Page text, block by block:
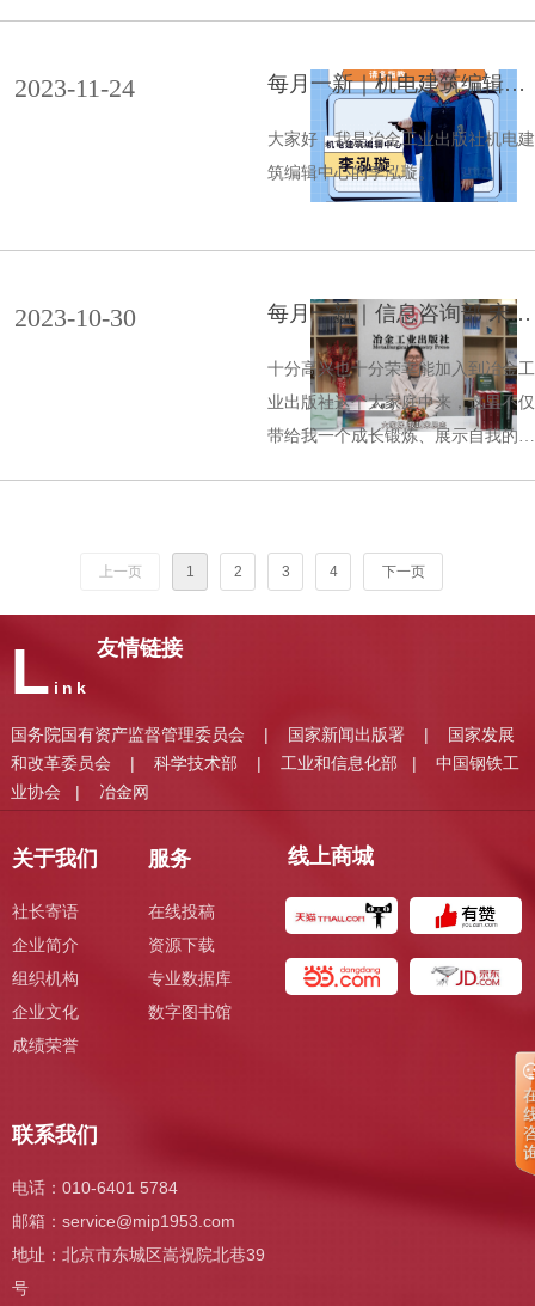
每月一新｜机电建筑编辑中
心 李泓璇
大家好，我是冶金工业出版社机电建
筑编辑中心的李泓璇。
2023-11-24
每月一新｜信息咨询部 宋晨
十分高兴也十分荣幸能加入到冶金工
业出版社这个大家庭中来，这里不仅
带给我一个成长锻炼、展示自我的良
2023-10-30
上一页 1 2 3 4 下一页
关于我们
社长寄语
企业简介
组织机构
企业文化
成绩荣誉
服务
在线投稿
资源下载
专业数据库
数字图书馆
线上商城
联系我们
电话：010-6401 5784
邮箱： service@mip1953.com
地址：北京市东城区嵩祝院北巷39
号
国务院国有资产监督管理委员会 | 国家新闻出版署 | 国家发展
和改革委员会 | 科学技术部 | 工业和信息化部 | 中国钢铁工
业协会 | 冶金网
L ink
友情链接